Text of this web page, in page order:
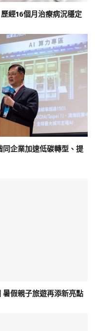
經16個月治療病況穩定
企業加速低碳轉型、提
假親子旅遊再添新亮點